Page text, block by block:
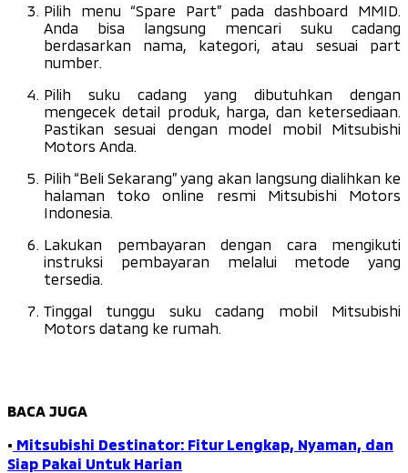
Pilih menu “Spare Part” padadashboard MMID.
Anda bisa langsung mencari suku cadang
berdasarkan nama, kategori, atau sesuai part
number.
Pilih suku cadang yang dibutuhkan dengan
mengecek detail produk, harga, dan ketersediaan.
Pastikan sesuai dengan model mobil Mitsubishi
Motors Anda.
Pilih “Beli Sekarang” yang akan langsung dialihkan ke
halaman toko online resmi Mitsubishi Motors
Indonesia.
Lakukan pembayaran dengan cara mengikuti
instruksi pembayaran melalui metode yang
tersedia.
Tinggal tunggu suku cadang mobil Mitsubishi
Motors datang ke rumah.
BACA JUGA
• Mitsubishi Destinator: Fitur Lengkap, Nyaman, dan
Siap Pakai Untuk Harian